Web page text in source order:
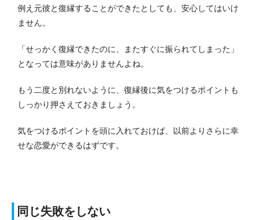
例え元彼と復縁することができたとしても、安心してはいけ
ません。
「せっかく復縁できたのに、またすぐに振られてしまった」
となっては意味がありませんよね。
もう二度と別れないように、復縁後に気をつけるポイントも
しっかり押さえておきましょう。
気をつけるポイントを頭に入れておけば、以前よりさらに幸
せな恋愛ができるはずです。
同じ失敗をしない